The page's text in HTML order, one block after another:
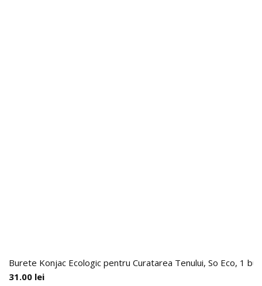
Burete Konjac Ecologic pentru Curatarea Tenului, So Eco, 1
31.00 lei